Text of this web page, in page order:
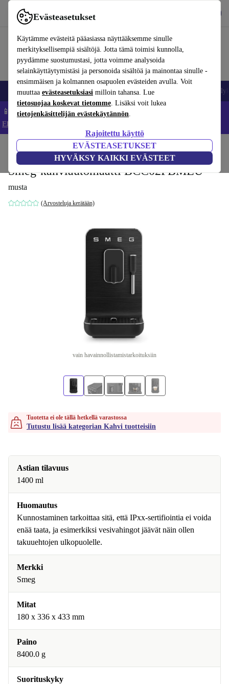
Evästeasetukset
Käytämme evästeitä pääasiassa näyttääksemme sinulle
merkityksellisempiä sisältöjä. Jotta tämä toimisi kunnolla,
pyydämme suostumustasi, jotta voimme analysoida
selainkäyttäytymistäsi ja personoida sisältöä ja mainontaa sinulle -
ensimmäisen ja kolmannen osapuolen evästeiden avulla. Voit
muuttaa evästeasetuksiasi milloin tahansa. Lue
tietosuojaa koskevat tietomme. Lisäksi voit lukea
tietojenkäsittelijän evästekäytännön.
Rajoitettu käyttö
EVÄSTEASETUKSET
HYVÄKSY KAIKKI EVÄSTEET
Käytä refurbed-palvelua nopeasti ja helposti
Matkapuhelimet ja älypuhelimet Kannettavat tietokoneet
📱 Säästä 5 % LISÄÄ iPhoneista – Koodi: IPHONEDEAL –
Ehdot ja säännöt
Juomat Kahvi
Smeg-kahviautomaatti BCC02FBMEU
musta
(Arvosteluja kerätään)
vain havainnollistamistarkoituksiin
Tuotetta ei ole tällä hetkellä varastossa
Tutustu lisää kategorian Kahvi tuotteisiin
Astian tilavuus
1400 ml
Huomautus
Kunnostaminen tarkoittaa sitä, että IPxx-sertifiointia ei voida
enää taata, ja esimerkiksi vesivahingot jäävät näin ollen
takuuehtojen ulkopuolelle.
Merkki
Smeg
Mitat
180 x 336 x 433 mm
Paino
8400.0 g
Suorituskyky